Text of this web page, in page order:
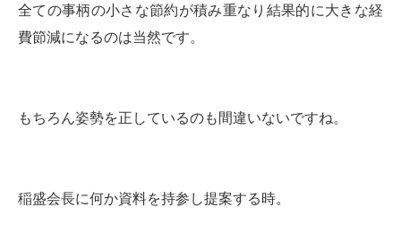
全ての事柄の小さな節約が積み重なり結果的に大きな経
費節減になるのは当然です。
もちろん姿勢を正しているのも間違いないですね。
稲盛会長に何か資料を持参し提案する時。